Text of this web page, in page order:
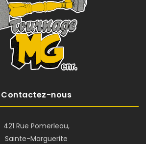
Contactez-nous
421 Rue Pomerleau,
Sainte-Marguerite